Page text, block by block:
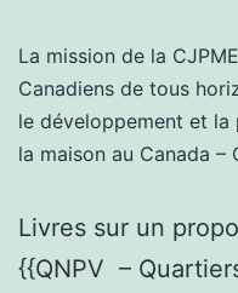
La mission de la
Canadiens de tous
le développement et
la maison au Canada –
Livres sur un
{{QNPV –